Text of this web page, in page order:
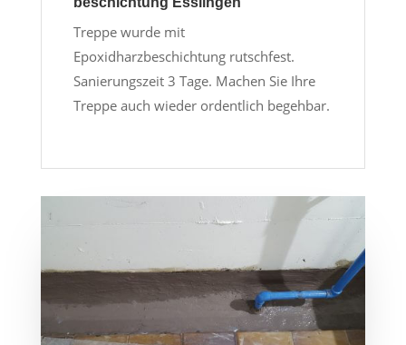
Treppe wurde mit
Epoxidharzbeschichtung rutschfest.
Sanierungszeit 3 Tage. Machen Sie Ihre
Treppe auch wieder ordentlich begehbar.